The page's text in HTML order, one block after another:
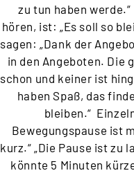
zu tun haben
hören, ist: „Es soll so
sagen: „Dank der
in den Angeboten. Die
schon und keiner ist
haben Spaß, das
bleiben.“
Bewegungspause ist
kurz.“ „Die Pause ist zu
könnte 5 Minuten